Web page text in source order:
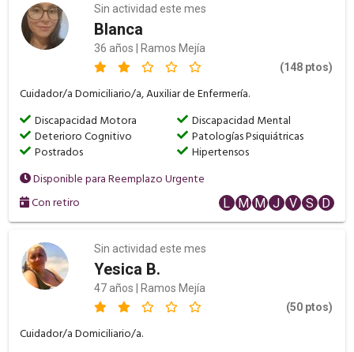
Sin actividad este mes
Blanca
36 años | Ramos Mejía
(148 ptos)
Cuidador/a Domiciliario/a, Auxiliar de Enfermería.
Discapacidad Motora
Discapacidad Mental
Deterioro Cognitivo
Patologías Psiquiátricas
Postrados
Hipertensos
Disponible para Reemplazo Urgente
Con retiro
L M M J V S D
Sin actividad este mes
Yesica B.
47 años | Ramos Mejía
(50 ptos)
Cuidador/a Domiciliario/a.